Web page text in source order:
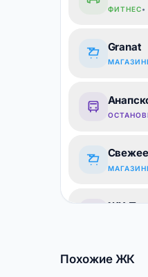
ФИТНЕС
Granat
ЖК
Медик,
Похожие ЖК